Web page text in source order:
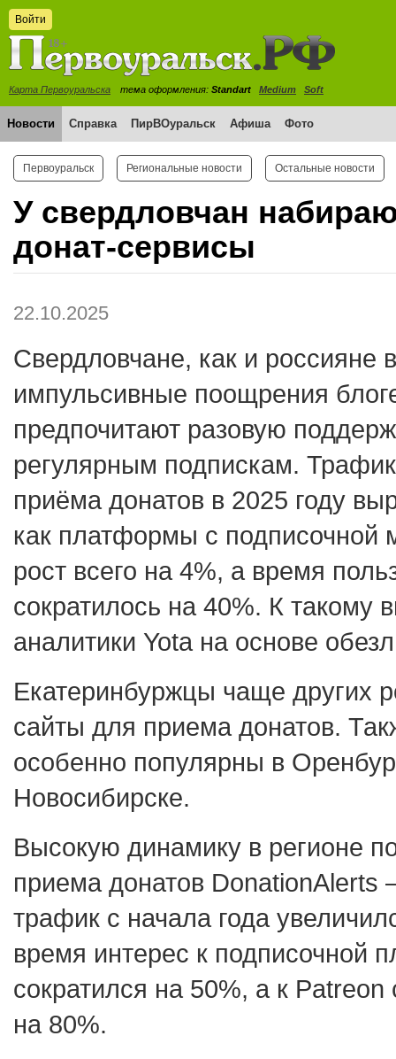
Войти
Карта Первоуральска тема оформления: Standart Medium Soft
Новости Справка ПирВОуральск Афиша Фото
Первоуральск Региональные новости Остальные новости
У свердловчан
донат-сервисы
22.10.2025
Свердловчане, как и россияне
импульсивные поощрения
предпочитают разовую
регулярным подпискам.
приёма донатов в 2025 году
как платформы с подписочной
рост всего на 4%, а время
сократилось на 40%. К такому
аналитики Yota на основе
Екатеринбуржцы чаще других
сайты для приема донатов.
особенно популярны в
Новосибирске.
Высокую динамику в регионе
приема донатов DonationAlerts
трафик с начала года
время интерес к подписочной
сократился на 50%, а к
на 80%.